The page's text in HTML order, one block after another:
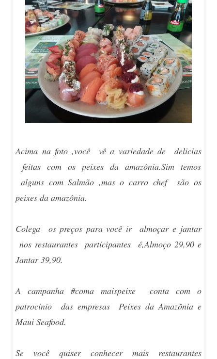
Acima na foto ,você vê a variedade de delicias
feitas com os peixes da amazônia.Sim temos
alguns com Salmão ,mas o carro chef são os
peixes da amazônia.
Colega os preços para você ir almoçar e jantar
nos restaurantes participantes é,Almoço 29,90 e
Jantar 39,90.
A campanha #coma maispeixe conta com o
patrocinio das empresas Peixes da Amazônia e
Maui Seafood.
Se você quiser conhecer mais restaurantes